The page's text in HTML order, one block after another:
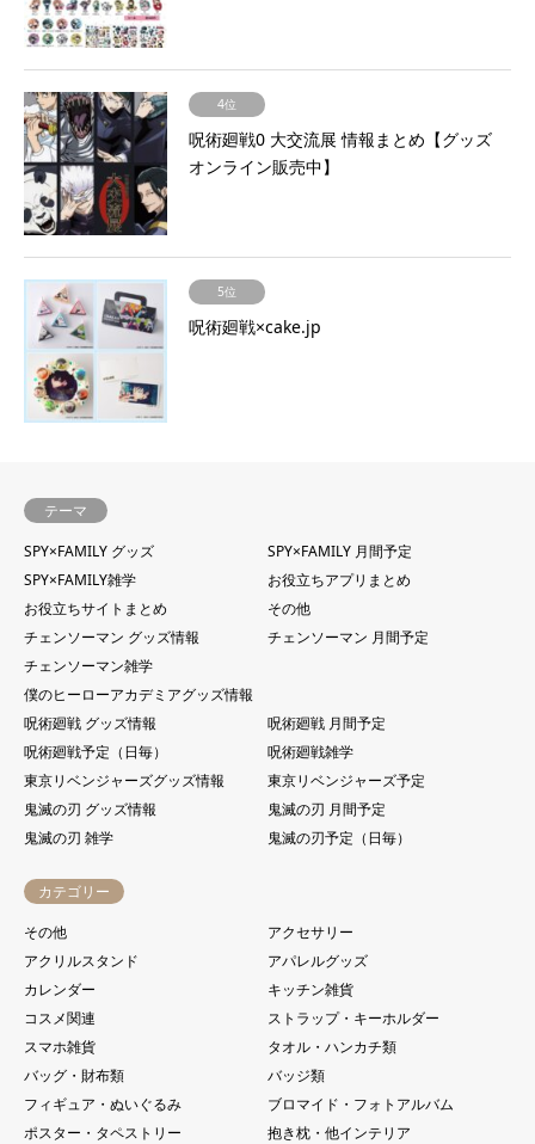
4位
呪術廻戦0 大交流展 情報まとめ【グッズ
オンライン販売中】
5位
呪術廻戦×cake.jp
テーマ
SPY×FAMILY グッズ
SPY×FAMILY 月間予定
SPY×FAMILY雑学
お役立ちアプリまとめ
お役立ちサイトまとめ
その他
チェンソーマン グッズ情報
チェンソーマン 月間予定
チェンソーマン雑学
僕のヒーローアカデミアグッズ情報
呪術廻戦 グッズ情報
呪術廻戦 月間予定
呪術廻戦予定（日毎）
呪術廻戦雑学
東京リベンジャーズグッズ情報
東京リベンジャーズ予定
鬼滅の刃 グッズ情報
鬼滅の刃 月間予定
鬼滅の刃 雑学
鬼滅の刃予定（日毎）
カテゴリー
その他
アクセサリー
アクリルスタンド
アパレルグッズ
カレンダー
キッチン雑貨
コスメ関連
ストラップ・キーホルダー
スマホ雑貨
タオル・ハンカチ類
バッグ・財布類
バッジ類
フィギュア・ぬいぐるみ
ブロマイド・フォトアルバム
ポスター・タペストリー
抱き枕・他インテリア